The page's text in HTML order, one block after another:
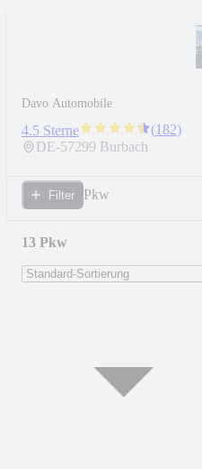
Davo Automobile
4.5 Sterne (182)
DE-57299 Burbach
Filter Pkw
13 Pkw